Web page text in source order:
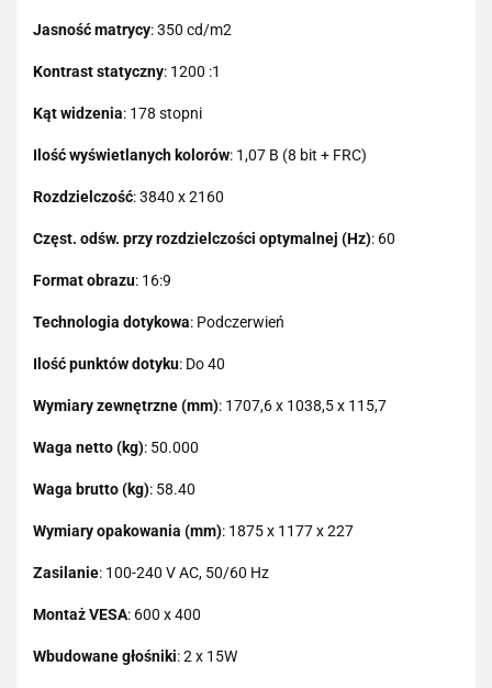
Jasność matrycy: 350 cd/m2
Kontrast statyczny: 1200 :1
Kąt widzenia: 178 stopni
Ilość wyświetlanych kolorów: 1,07 B (8 bit + FRC)
Rozdzielczość: 3840 x 2160
Częst. odśw. przy rozdzielczości optymalnej (Hz): 60
Format obrazu: 16:9
Technologia dotykowa: Podczerwień
Ilość punktów dotyku: Do 40
Wymiary zewnętrzne (mm): 1707,6 x 1038,5 x 115,7
Waga netto (kg): 50.000
Waga brutto (kg): 58.40
Wymiary opakowania (mm): 1875 x 1177 x 227
Zasilanie: 100-240 V AC, 50/60 Hz
Montaż VESA: 600 x 400
Wbudowane głośniki: 2 x 15W